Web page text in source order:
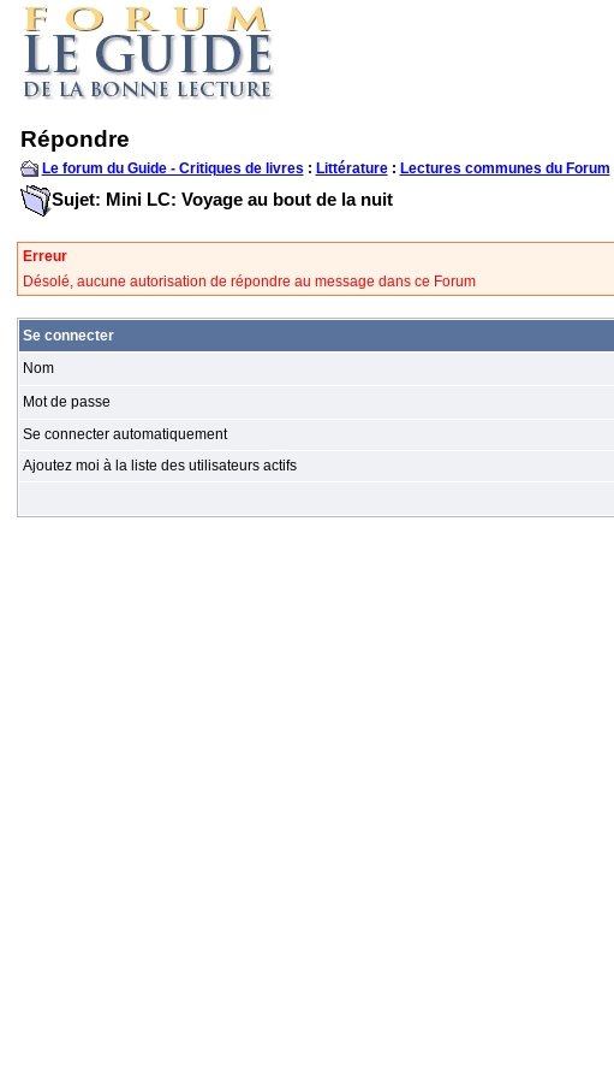
Répondre
Le forum du Guide - Critiques de livres : Littérature: Lectures communes du Forum
Sujet: Mini LC: Voyage au bout de la nuit
Erreur
Désolé, aucune autorisation de répondre au message dans ce Forum
Se connecter
Nom
Mot de passe
Se connecter automatiquement
Ajoutez moi à la liste des utilisateurs actifs